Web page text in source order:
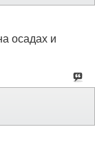
осадах и